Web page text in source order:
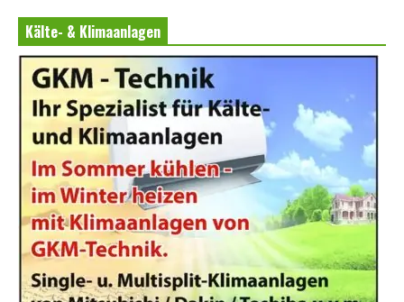
Kälte- & Klimaanlagen